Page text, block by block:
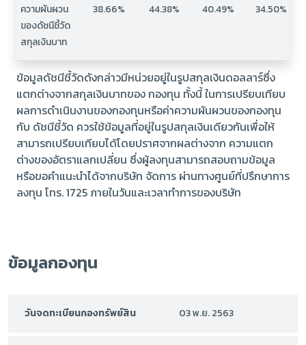
ความผันผวน
ของดัชนีชี้วัด
สกุลเงินบาท
38.66% 44.38% 40.49% 34.50%
ข้อมูลดัชนีชี้วัดดังกล่าวมีหน่วยอยู่ในรูปสกุลเงินดอลลาร์ซึ่ง
แตกต่างจากสกุลเงินบาทของ กองทุน ทั้งนี้ ในการเปรียบเทียบ
ผลการดำเนินงานของกองทุนหรือค่าความผันผวนของกองทุน
กับ ดัชนีชี้วัด ควรใช้ข้อมูลที่อยู่ในรูปสกุลเงินเดียวกันเพื่อให้
สามารถเปรียบเทียบได้โดยปราศจากผลต่างจาก ความแตก
ต่างของอัตราแลกเปลี่ยน ซึ่งผู้ลงทุนสามารถสอบถามข้อมูล
หรือขอคำแนะนำได้จากบริษัท จัดการ ผ่านทางศูนย์ที่ปรึกษาการ
ลงทุน โทร. 1725 ภายในวันและเวลาทำการของบริษัท
ข้อมูลกองทุน
วันจดทะเบียนกองทรัพย์สิน 03 พ.ย. 2563